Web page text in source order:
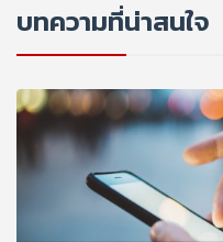
บทความที่น่าสนใจ